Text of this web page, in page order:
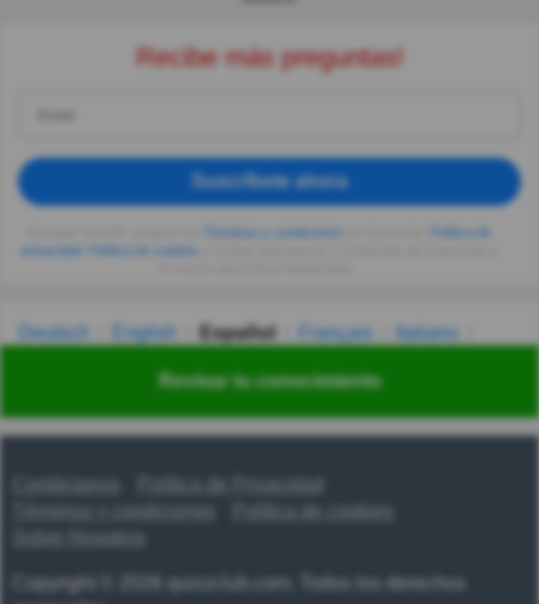
Revisar tu conocimiento
Recibe más preguntas!
Suscríbete ahora
Deutsch English Español Français
Italiano
Українська हिन्दी 한국어 汉语
Contáctanos
Política de Privacidad
Términos y condiciones
Copyright © 2026 quizzclub.com. Todos los derechos